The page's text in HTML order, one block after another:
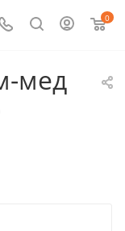
0
мед